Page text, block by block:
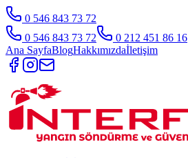
0 546 843 73 72
0 546 843 73 72
0 212 451 86 16
Ana SayfaBlogHakkımızdaİletişim